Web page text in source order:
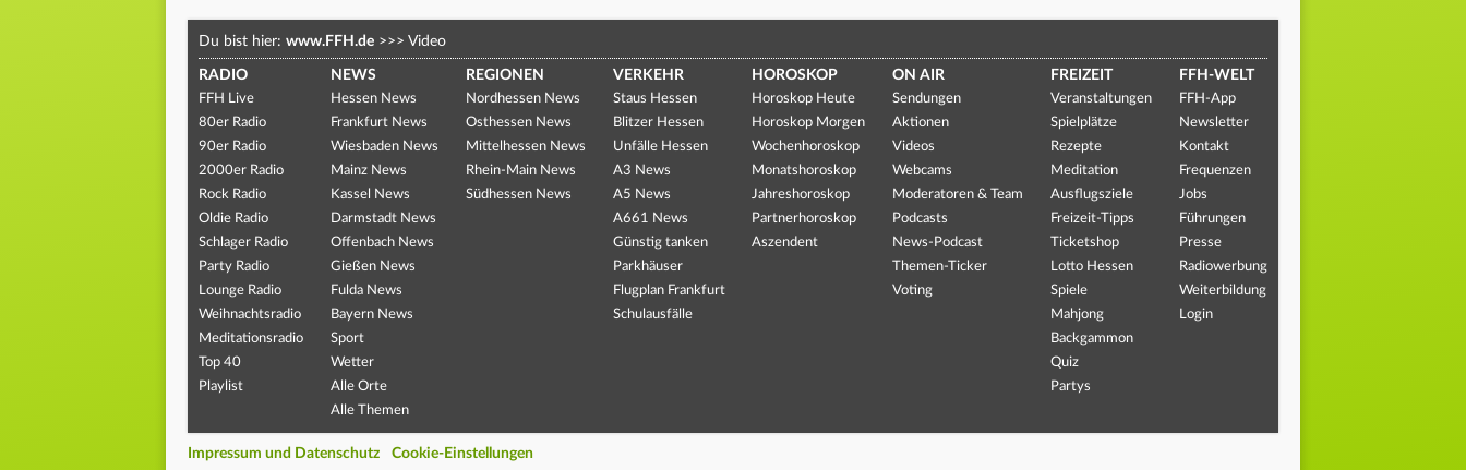
Du bist hier: www.FFH.de >>> Video
RADIO
FFH Live
80er Radio
90er Radio
2000er Radio
Rock Radio
Oldie Radio
Schlager Radio
Party Radio
Lounge Radio
Weihnachtsradio
Meditationsradio
Top 40
Playlist
NEWS
Hessen News
Frankfurt News
Wiesbaden News
Mainz News
Kassel News
Darmstadt News
Offenbach News
Gießen News
Fulda News
Bayern News
Sport
Wetter
Alle Orte
Alle Themen
REGIONEN
Nordhessen News
Osthessen News
Mittelhessen News
Rhein-Main News
Südhessen News
VERKEHR
Staus Hessen
Blitzer Hessen
Unfälle Hessen
A3 News
A5 News
A661 News
Günstig tanken
Parkhäuser
Flugplan Frankfurt
Schulausfälle
HOROSKOP
Horoskop Heute
Horoskop Morgen
Wochenhoroskop
Monatshoroskop
Jahreshoroskop
Partnerhoroskop
Aszendent
ON AIR
Sendungen
Aktionen
Videos
Webcams
Moderatoren & Team
Podcasts
News-Podcast
Themen-Ticker
Voting
FREIZEIT
Veranstaltungen
Spielplätze
Rezepte
Meditation
Ausflugsziele
Freizeit-Tipps
Ticketshop
Lotto Hessen
Spiele
Mahjong
Backgammon
Quiz
Partys
FFH-WELT
FFH-App
Newsletter
Kontakt
Frequenzen
Jobs
Führungen
Presse
Radiowerbung
Weiterbildung
Login
Impressum und Datenschutz Cookie-Einstellungen